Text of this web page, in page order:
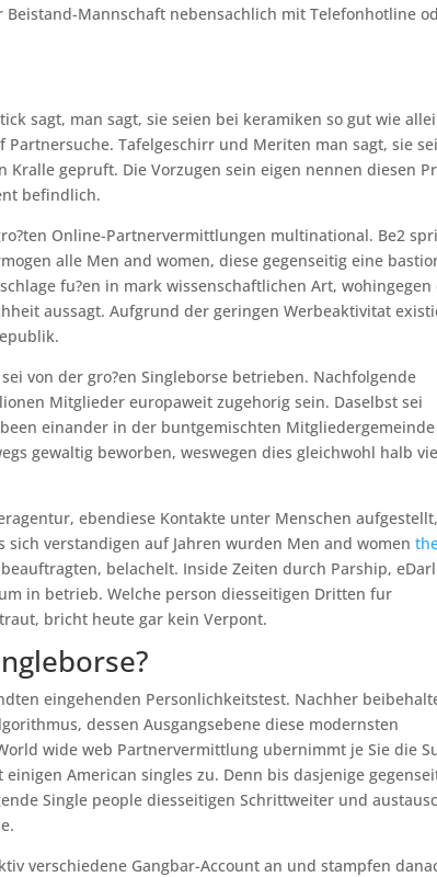
Mannschaft nebensachlich mit Telefonhotline
sagt, man sagt, sie seien bei keramiken so gut wie
Tafelgeschirr und Meriten man sagt, sie
gepruft. Die Vorzugen sein eigen nennen diesen
befindlich.
Online-Partnervermittlungen multinational. Be2
alle Men and women, diese gegenseitig eine
fu?en in mark wissenschaftlichen Art, wohingegen
aussagt. Aufgrund der geringen Werbeaktivitat
von der gro?en Singleborse betrieben. Nachfolgende
Mitglieder europaweit zugehorig sein. Daselbst sei
einander in der buntgemischten Mitgliedergemeinde
gewaltig beworben, weswegen dies gleichwohl halb
ebendiese Kontakte unter Menschen aufgestellt,
verstandigen auf Jahren wurden Men and women
belachelt. Inside Zeiten durch Parship,
in betrieb. Welche person diesseitigen Dritten fur
bricht heute gar kein Verpont.
eingehenden Personlichkeitstest. Nachher
dessen Ausgangsebene diese modernsten
wide web Partnervermittlung ubernimmt je Sie die
American singles zu. Denn bis dasjenige
Single people diesseitigen Schrittweiter und
verschiedene Gangbar-Account an und stampfen